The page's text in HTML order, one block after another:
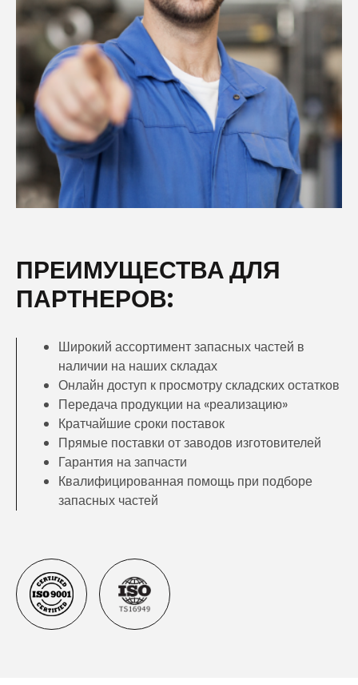
ПРЕИМУЩЕСТВА ДЛЯ
ПАРТНЕРОВ:
Широкий ассортимент запасных частей в
наличии на наших складах
Онлайн доступ к просмотру складских остатков
Передача продукции на «реализацию»
Кратчайшие сроки поставок
Прямые поставки от заводов изготовителей
Гарантия на запчасти
Квалифицированная помощь при подборе
запасных частей